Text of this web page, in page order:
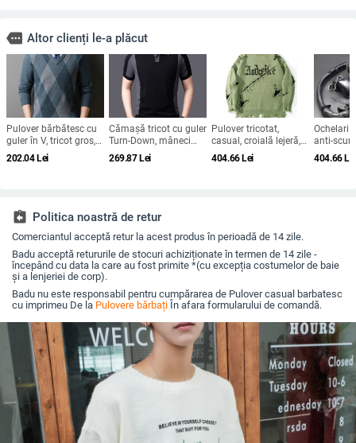
more Altor clienți le-a plăcut
Pulover bărbătesc cu
guler în V, tricot gros,
mânecă lungă, model
în carouri
202.04Lei
Cămașă tricot cu guler
Turn-Down, mâneci
scurte, croială lejeră,
viscoză 72%, Toamna
269.87Lei
Pulover tricotat,
casual, croială lejeră,
guler rotund, mânecă
cu design de cinci
404.66Lei
Ochelari
anti-
Material
404.66Lei
assignment_return Politica noastră de retur
Comerciantul acceptă retur la acest produs în perioadă de 14 zile.
Badu acceptă retururile de stocuri achiziționate în termen de 14 zile -
începând cu data la care au fost primite *(cu excepția costumelor de baie
și a lenjeriei de corp).
Badu nu este responsabil pentru cumpărarea de Pulover casual barbatesc
cu imprimeu De la Pulovere bărbați În afara formularului de comandă.